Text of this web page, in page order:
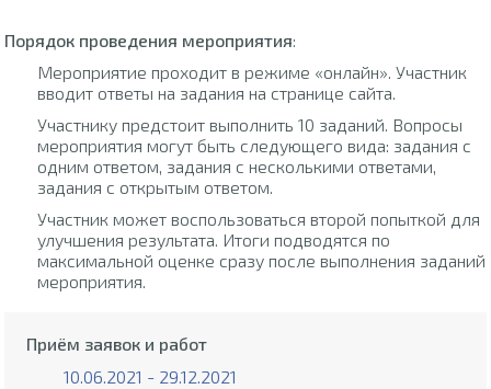
Порядок проведения мероприятия:
Мероприятие проходит в режиме «онлайн». Участник
вводит ответы на задания на странице сайта.
Участнику предстоит выполнить 10 заданий. Вопросы
мероприятия могут быть следующего вида: задания с
одним ответом, задания с несколькими ответами,
задания с открытым ответом.
Участник может воспользоваться второй попыткой для
улучшения результата. Итоги подводятся по
максимальной оценке сразу после выполнения заданий
мероприятия.
Приём заявок и работ
10.06.2021 - 29.12.2021